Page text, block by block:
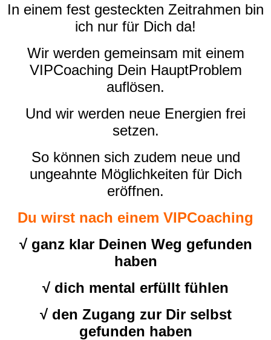
In einem fest gesteckten Zeitrahmen bin
ich nur für Dich da!
Wir werden gemeinsam mit einem
VIPCoaching Dein HauptProblem
auflösen.
Und wir werden neue Energien frei
setzen.
So können sich zudem neue und
ungeahnte Möglichkeiten für Dich
eröffnen.
Du wirst nach einem VIPCoaching
√ ganz klar Deinen Weg gefunden
haben
√ dich mental erfüllt fühlen
√ den Zugang zur Dir selbst
gefunden haben